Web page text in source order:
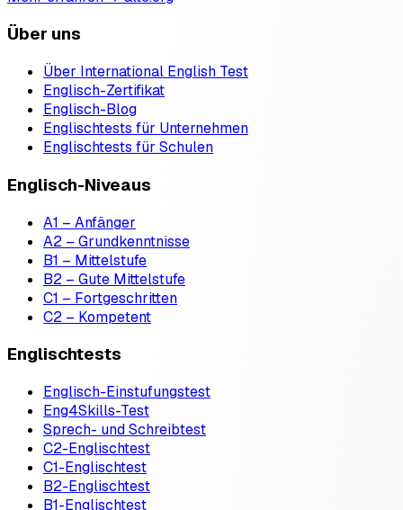
Über uns
Über International English Test
Englisch-Zertifikat
Englisch-Blog
Englischtests für Unternehmen
Englischtests für Schulen
Englisch-Niveaus
A1 – Anfänger
A2 – Grundkenntnisse
B1 – Mittelstufe
B2 – Gute Mittelstufe
C1 – Fortgeschritten
C2 – Kompetent
Englischtests
Englisch-Einstufungstest
Eng4Skills-Test
Sprech- und Schreibtest
C2-Englischtest
C1-Englischtest
B2-Englischtest
B1-Englischtest